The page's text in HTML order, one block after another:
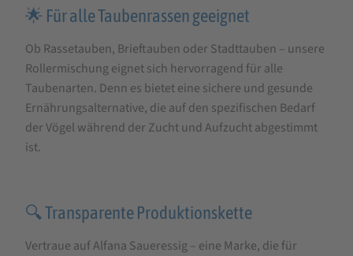
🌟 Für alle Taubenrassen geeignet
Ob Rassetauben, Brieftauben oder Stadttauben – unsere
Rollermischung eignet sich hervorragend für alle
Taubenarten. Denn es bietet eine sichere und gesunde
Ernährungsalternative, die auf den spezifischen Bedarf
der Vögel während der Zucht und Aufzucht abgestimmt
ist.
🔍 Transparente Produktionskette
Vertraue auf Alfana Saueressig – eine Marke, die für